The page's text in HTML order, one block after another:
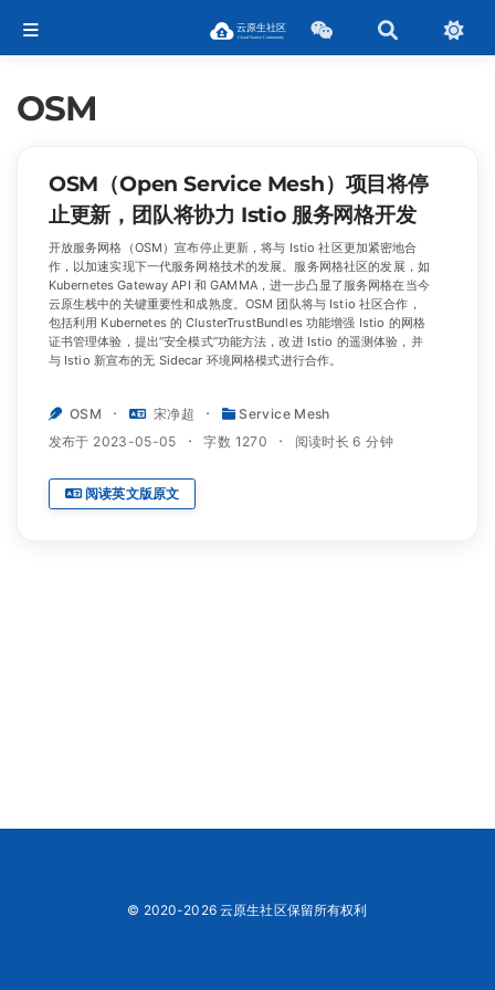
OSM
OSM（Open Service Mesh）项目将停
止更新，团队将协力 Istio 服务网格开发
开放服务网格（OSM）宣布停止更新，将与 Istio 社区更加紧密地合
作，以加速实现下一代服务网格技术的发展。服务网格社区的发展，如
Kubernetes Gateway API 和 GAMMA，进一步凸显了服务网格在当今
云原生栈中的关键重要性和成熟度。OSM 团队将与 Istio 社区合作，
包括利用 Kubernetes 的 ClusterTrustBundles 功能增强 Istio 的网格
证书管理体验，提出“安全模式”功能方法，改进 Istio 的遥测体验，并
与 Istio 新宣布的无 Sidecar 环境网格模式进行合作。
OSM 宋净超
Service Mesh
发布于 2023-05-05
字数 1270 阅读时长 6 分钟
阅读英文版原文
© 2020-2026 云原生社区保留所有权利